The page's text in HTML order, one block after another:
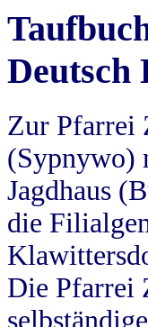
Deutsch
Zur Pfarrei
(Sypnywo)
Jagdhaus
die
Die Pfarrei